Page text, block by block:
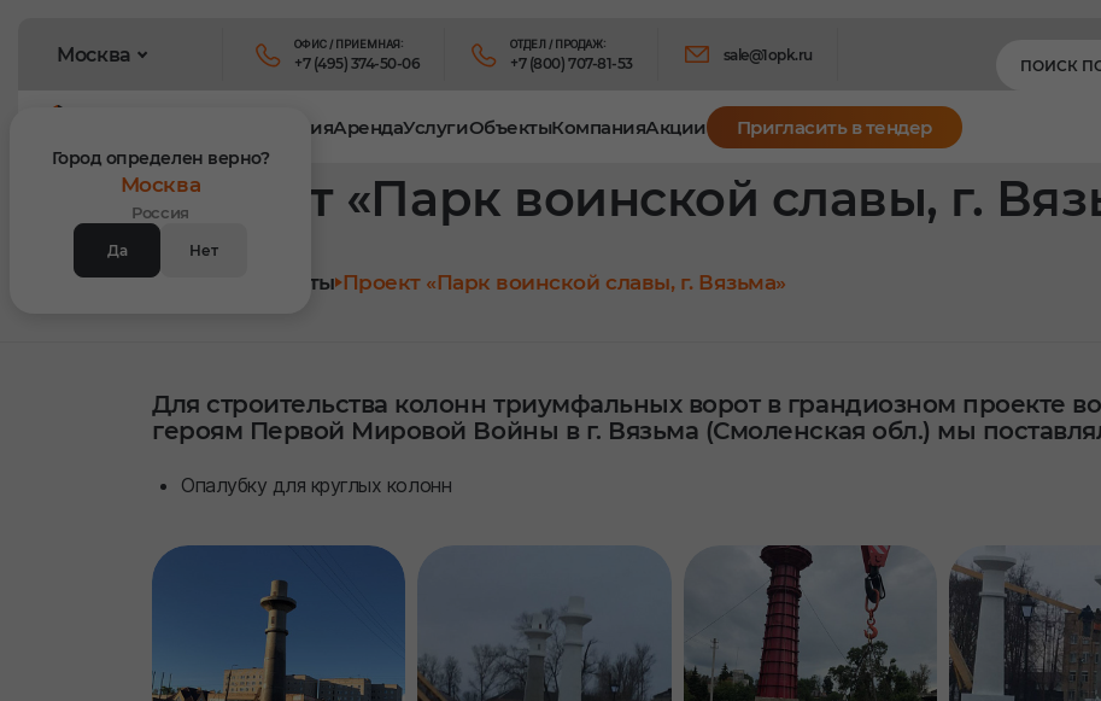
ОФИС / ПРИЕМНАЯ:
+7 (495) 374-50-06
ОТДЕЛ / ПРОДАЖ:
+7 (800) 707-81-53 sale@1opk.ru
Москва
Город определен верно?
Москва
Россия
Да Нет
ПродукцияАрендаУслугиОбъектыКомпанияАкции Пригласить в тендер
Проект «Парк воинской славы, г.
Главная Объекты Проект «Парк воинской славы, г. Вязьма»
Для строительства колонн триумфальных ворот в грандиозном проекте
героям Первой Мировой Войны в г. Вязьма (Смоленская обл.) мы
Опалубку для круглых колонн